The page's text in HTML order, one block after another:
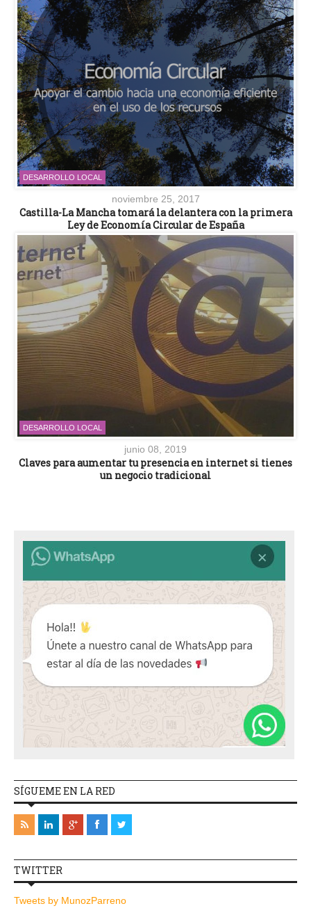
DESARROLLO LOCAL
noviembre 25, 2017
Castilla-La Mancha tomará la delantera con la primera
Ley de Economía Circular de España
DESARROLLO LOCAL
junio 08, 2019
Claves para aumentar tu presencia en internet si tienes
un negocio tradicional
SÍGUEME EN LA RED
TWITTER
Tweets by MunozParreno